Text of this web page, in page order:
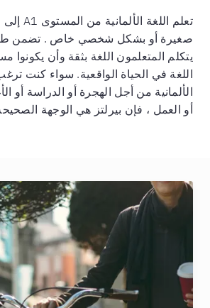
صغيرة أو بشكل شخصي خاص . تضمن
يتكلم المتعلمون اللغة بثقة وأن يكونوا
اللغة في الحياة الواقعية. سواء كنت
الألمانية من أجل الهجرة أو الدراسة أو
أو العمل ، فإن بيرلتز هي الوجهة